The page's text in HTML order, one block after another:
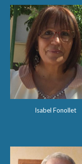
Isabel Fonollet